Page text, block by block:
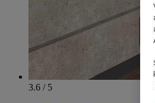
3.6 / 5